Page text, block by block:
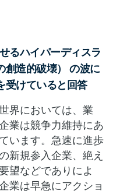
るハイパーディスラ
創造的破壊） の波に
受けていると回答
界においては、業
業は競争力維持にあ
います。急速に進歩
新規参入企業、絶え
望などでありによ
業は早急にアクショ